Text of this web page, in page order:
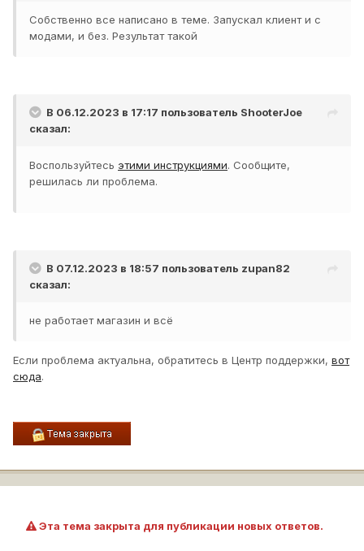
Собственно все написано в теме. Запускал клиент и с
модами, и без. Результат такой
В 06.12.2023 в 17:17 пользователь ShooterJoe
сказал:
Воспользуйтесь этими инструкциями. Сообщите,
решилась ли проблема.
В 07.12.2023 в 18:57 пользователь zupan82
сказал:
не работает магазин и всё
Если проблема актуальна, обратитесь в Центр поддержки, вот
сюда.
Эта тема закрыта для публикации новых ответов.